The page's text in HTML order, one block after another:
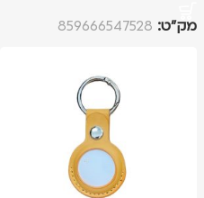
מק”ט: 859666547528